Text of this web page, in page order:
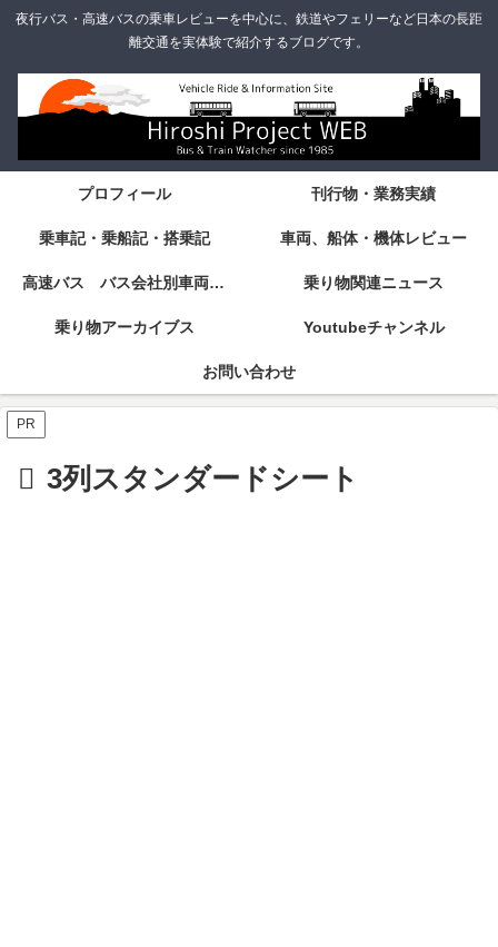
夜行バス・高速バスの乗車レビューを中心に、鉄道やフェリーなど日本の長距
離交通を実体験で紹介するブログです。
プロフィール 刊行物・業務実績
乗車記・乗船記・搭乗記 車両、船体・機体レビュー
高速バス バス会社別車両・設備・シート紹介 乗り物関連ニュース
乗り物アーカイブス Youtubeチャンネル
お問い合わせ
PR
3列スタンダードシート